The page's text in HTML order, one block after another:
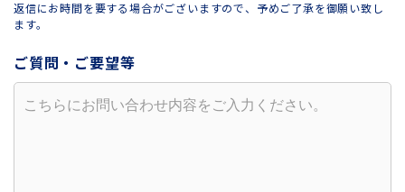
返信にお時間を要する場合がございますので、予めご了承を御願い致し
ます。
ご質問・ご要望等